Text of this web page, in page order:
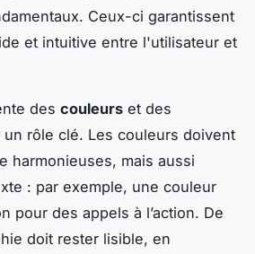
Ceux-ci garantissent
et intuitive entre l'utilisateur et
des couleurs et des
un rôle clé. Les couleurs doivent
harmonieuses, mais aussi
: par exemple, une couleur
pour des appels à l’action. De
doit rester lisible, en